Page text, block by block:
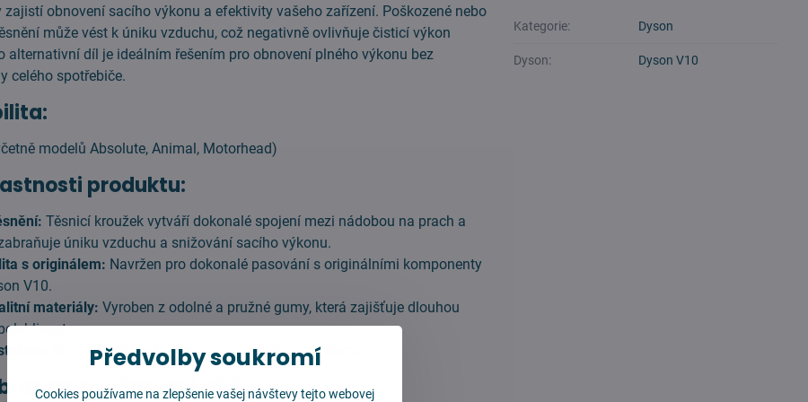
zajistí obnovení sacího výkonu a efektivity vašeho zařízení. Poškozené nebo
může vést k úniku vzduchu, což negativně ovlivňuje čisticí výkon
alternativní díl je ideálním řešením pro obnovení plného výkonu bez
celého spotřebiče.
modelů Absolute, Animal, Motorhead)
produktu:
Těsnicí kroužek vytváří dokonalé spojení mezi nádobou na prach a
úniku vzduchu a snižování sacího výkonu.
s originálem: Navržen pro dokonalé pasování s originálními komponenty
V10.
materiály: Vyroben z odolné a pružné gumy, která zajišťuje dlouhou
Montáž zvládnete rychle a pohodlně přímo doma.
tento náhradní díl?
Kategorie: Dyson
Dyson: Dyson V10
Předvolby soukromí
Cookies používame na zlepšenie vašej návštevy tejto webovej